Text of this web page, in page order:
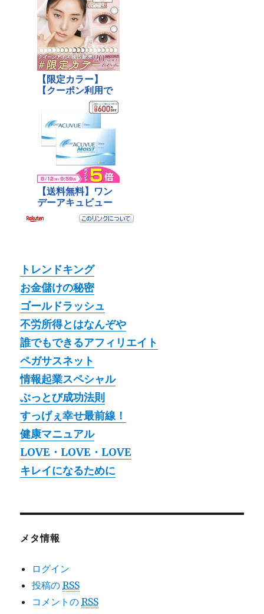
トレンドキング
お金儲けの秘密
ゴールドラッシュ
不労所得とはなんぞや
誰でもできるアフィリエイト
ペガサスネット
情報起業スペシャル
ぶっとび成功法則
すっげぇ幸せ最前線！
健康マニュアル
LOVE・LOVE・LOVE
キレイになるために
メタ情報
ログイン
投稿のRSS
コメントのRSS